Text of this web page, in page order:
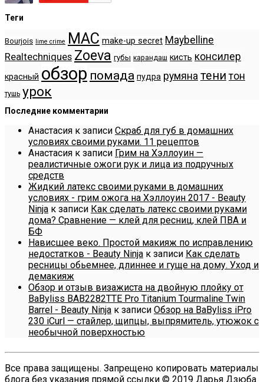
Теги
Bourjois lime crime MAC make-up secret Maybelline
Realtechniques Zoeva губы карандаш кисть консилер
красный обзор помада пудра румяна тени тон
тушь урок
Последние комментарии
Анастасия к записи Скраб для губ в домашних
условиях своими руками. 11 рецептов
Анастасия к записи Грим на Хэллоуин —
реалистичные ожоги рук и лица из подручных
средств
Жидкий латекс своими руками в домашних
условиях - грим ожога на Хэллоуин 2017 - Beauty
Ninja к записи Как сделать латекс своими руками
дома? Сравнение — клей для ресниц, клей ПВА и
БФ
Нависшее веко. Простой макияж по исправлению
недостатков - Beauty Ninja к записи Как сделать
ресницы обьемнее, длиннее и гуще на дому. Уход и
демакияж
Обзор и отзыв визажиста на двойную плойку от
BaByliss BAB2282TTE Pro Titanium Tourmaline Twin
Barrel - Beauty Ninja к записи Обзор на BaByliss iPro
230 iCurl — стайлер, щипцы, выпрямитель, утюжок с
необычной поверхностью
Все права защищены. Запрещено копировать материалы
блога без указания прямой ссылки © 2019 Дарья Дзюба